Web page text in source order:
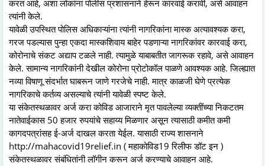
करत आहे, अशा लोकांना पोलीस प्रशासनाने हेरून कारवाई करावी, असे आवाहन
त्यांनी केले.
यावेळी उपस्थित पोलिस अधिकाऱ्यांना त्यांनी नागरिकांना मास्क अत्यावश्यक करा,
गरज पडल्यास पुन्हा एकदा मास्कशिवाय बाहेर पडणाऱ्या नागरिकांवर कारवाई करा,
कोरोनाचे संकट अद्याप टळले नाही. त्यामुळे याबाबतीत जागरूक रहावे, असे आवाहन
केले. सामान्य नागरिकांनी देखील कोरोना प्रोटोकॉल पाळणे आवश्यक आहे. जिल्ह्यात
नव्या विषाणू संदर्भात घाबरून जाणे गरजेचे नाही. मात्र काळजी घेणे प्रत्येक
नागरिकाचे कर्तव्य असल्याचे त्यांनी यावेळी स्पष्ट केले.
या संकेतस्थळावर अर्ज करा कोविड आजाराने मृत पावलेल्या व्यक्तींच्या निकटतम
नातेवाईकास 50 हजार रुपयांचे सहाय्य मिळणार असून त्यासाठी कमीत कमी
कागदपत्रांसह ई-अर्ज दाखल करता येईल. यासाठी राज्य शासनाने
http://mahacovid19relief.in ( महाकोविड19 रिलीफ डॉट इन )
संकेतस्थळावर संबंधितांनी लॉगीन करून अर्ज करण्याचे आवाहन आहे.